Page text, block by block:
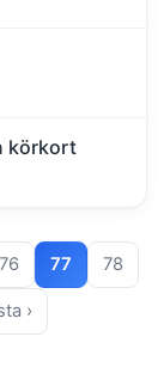
körkort
76 77 78
›